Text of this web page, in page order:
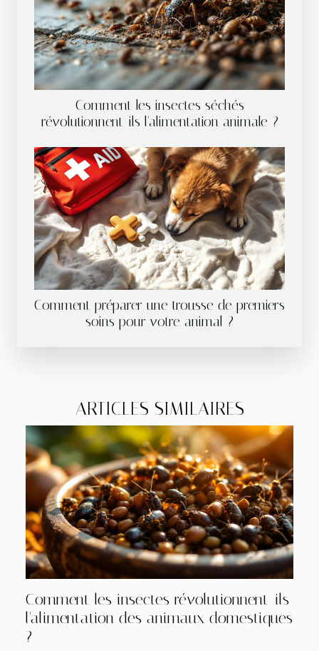
Comment les insectes séchés
révolutionnent-ils l'alimentation animale ?
Comment préparer une trousse de premiers
soins pour votre animal ?
ARTICLES SIMILAIRES
Comment les insectes révolutionnent-ils
l'alimentation des animaux domestiques
?